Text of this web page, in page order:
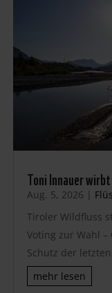
Toni Innauer
Aug. 5, 2026 |
Tiroler Wildfluss
Voting zur Wahl
Schutz der
mehr lesen